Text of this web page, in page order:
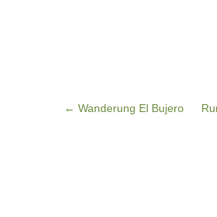
← Wanderung El Bujero